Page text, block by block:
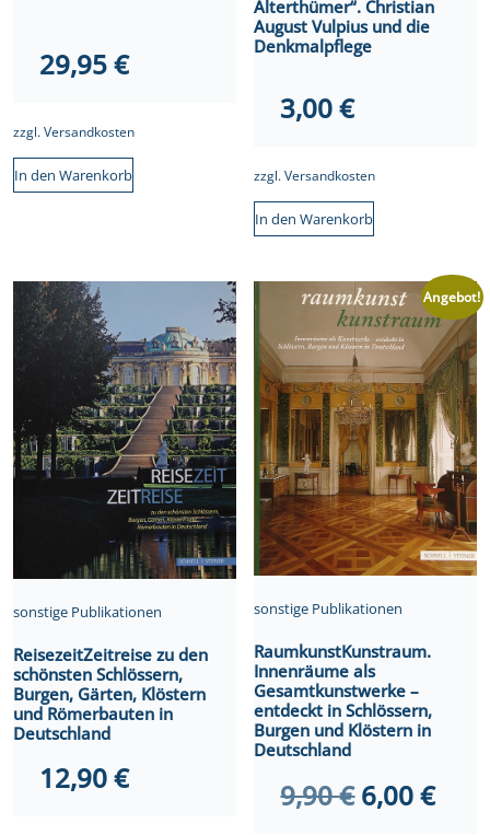
29,95€
zzgl.Versandkosten
In den Warenkorb
Alterthümer“. Christian
August Vulpius und die
Denkmalpflege
3,00€
zzgl.Versandkosten
In den Warenkorb
sonstige Publikationen
ReisezeitZeitreise zu den
schönsten Schlössern,
Burgen, Gärten, Klöstern
und Römerbauten in
Deutschland
12,90€
Angebot!
sonstige Publikationen
RaumkunstKunstraum.
Innenräume als
Gesamtkunstwerke –
entdeckt in Schlössern,
Burgen und Klöstern in
Deutschland
9,90€6,00€